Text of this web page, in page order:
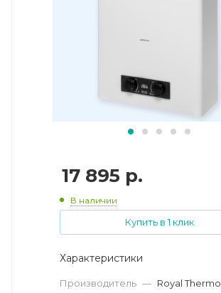
17 895 р.
В наличии
Купить в 1 клик
Характеристики
Производитель — Royal Thermo